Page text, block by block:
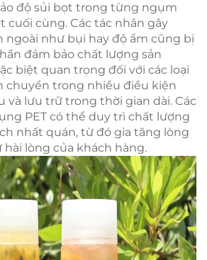
độ sủi bọt trong từng ngụm
cuối cùng. Các tác nhân gây
ngoài như bụi hay độ ẩm cũng bị
đảm bảo chất lượng sản
biệt quan trọng đối với các loại
chuyển trong nhiều điều kiện
và lưu trữ trong thời gian dài. Các
PET có thể duy trì chất lượng
nhất quán, từ đó gia tăng lòng
lòng của khách hàng.